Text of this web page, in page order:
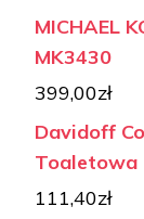
MICHAEL
MK3430
399,00zł
Davidoff
Toaletowa
111,40zł